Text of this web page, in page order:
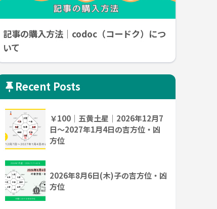
記事の購入方法｜codoc（コードク）につ
いて
Recent Posts
￥100｜五黄土星｜2026年12月7
日～2027年1月4日の吉方位・凶
方位
2026年8月6日(木)子の吉方位・凶
方位